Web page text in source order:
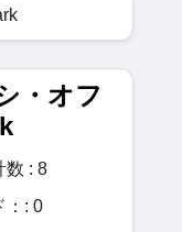
・オフ
数 : 8
：: 0